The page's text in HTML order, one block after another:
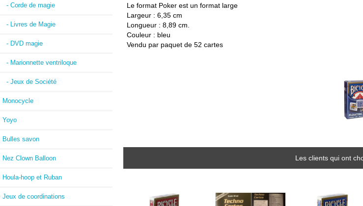
- Corde de magie
- Livres de Magie
- DVD magie
- Marionnette ventriloque
- Jeux de Société
Monocycle
Yoyo
Bulles savon
Nez Clown Balloon
Houla-hoop et Ruban
Jeux de coordinations
Le format Poker est un format large
Largeur : 6,35 cm
Longueur : 8,89 cm.
Couleur : bleu
Vendu par paquet de 52 cartes
Les clients qui ont